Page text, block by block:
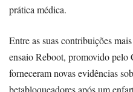
prática médica.
Entre as suas contribuições
ensaio Reboot, promovido pelo
forneceram novas evidências
betabloqueadores após um